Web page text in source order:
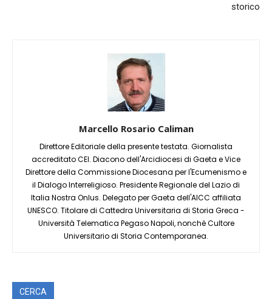
storico
Marcello Rosario Caliman
Direttore Editoriale della presente testata. Giornalista
accreditato CEI. Diacono dell'Arcidiocesi di Gaeta e Vice
Direttore della Commissione Diocesana per l'Ecumenismo e
il Dialogo Interreligioso. Presidente Regionale del Lazio di
Italia Nostra Onlus. Delegato per Gaeta dell'AICC affiliata
UNESCO. Titolare di Cattedra Universitaria di Storia Greca -
Università Telematica Pegaso Napoli, nonchè Cultore
Universitario di Storia Contemporanea.
CERCA